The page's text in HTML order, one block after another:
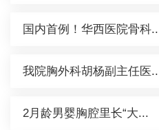
国内首例！华西医院骨科
我院胸外科胡杨副主任医
2月龄男婴胸腔里长“大...